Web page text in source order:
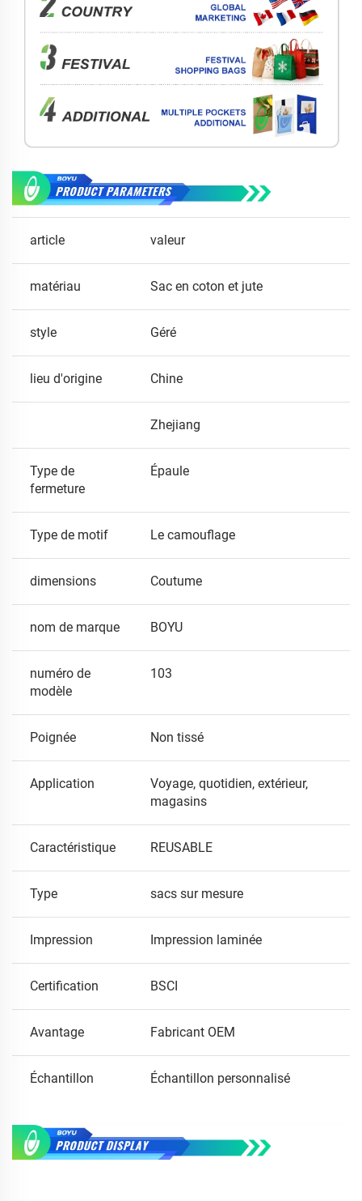
article valeur
matériau Sac en coton et jute
style Géré
lieu d'origine Chine
Zhejiang
Type de
fermeture
Épaule
Type de motif Le camouflage
dimensions Coutume
nom de marque BOYU
numéro de
modèle
103
Poignée Non tissé
Application
Voyage, quotidien, extérieur,
magasins
Caractéristique REUSABLE
Type sacs sur mesure
Impression Impression laminée
Certification BSCI
Avantage Fabricant OEM
Échantillon Échantillon personnalisé